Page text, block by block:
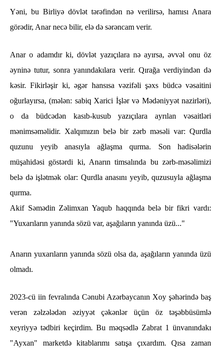
Yəni, bu Birliyə dövlət tərəfindən nə verilirsə, hamısı Anara
görədir, Anar necə bilir, elə də sərəncam verir.
Anar o adamdır ki, dövlət yazıçılara nə ayırsa, əvvəl onu öz
əyninə tutur, sonra yanındakılara verir. Qırağa verdiyindən də
kəsir. Fikirləşir ki, əgər hansısa vəzifəli şəxs büdcə vəsaitini
oğurlayırsa, (mələn: sabiq Xarici İşlər və Mədəniyyət nazirləri),
o da büdcədən kasıb-kusub yazıçılara ayrılan vəsaitləri
mənimsəməlidir. Xalqımızın belə bir zərb məsəli var: Qurdla
quzunu yeyib anasıyla ağlaşma qurma. Son hadisələrin
müşahidəsi göstərdi ki, Anarın timsalında bu zərb-məsəlimizi
belə də işlətmək olar: Qurdla anasını yeyib, quzusuyla ağlaşma
qurma.
Akif Səmədin Zəlimxan Yaqub haqqında belə bir fikri vardı:
"Yuxarıların yanında sözü var, aşağıların yanında üzü..."
Anarın yuxarıların yanında sözü olsa da, aşağıların yanında üzü
olmadı.
2023-cü iin fevralında Cənubi Azərbaycanın Xoy şəhərində baş
verən zəlzələdən əziyyət çəkənlər üçün öz təşəbbüsümlə
xeyriyyə tədbiri keçirdim. Bu məqsədlə Zabrat 1 ünvanındakı
"Ayxan" marketdə kitablarımı satışa çıxardım. Qısa zaman